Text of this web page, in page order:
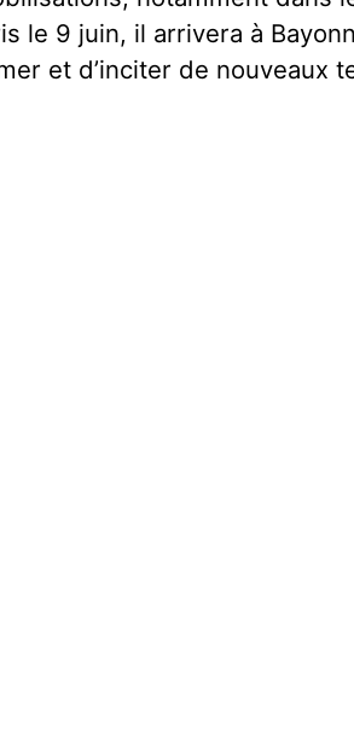
le 9 juin, il arrivera à
et d’inciter de nouveaux